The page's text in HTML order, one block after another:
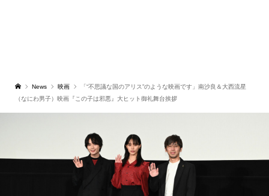
News 映画
「“不思議な国のアリス”のような映画です」南沙良＆大西流星
（なにわ男子）映画『この子は邪悪』大ヒット御礼舞台挨拶